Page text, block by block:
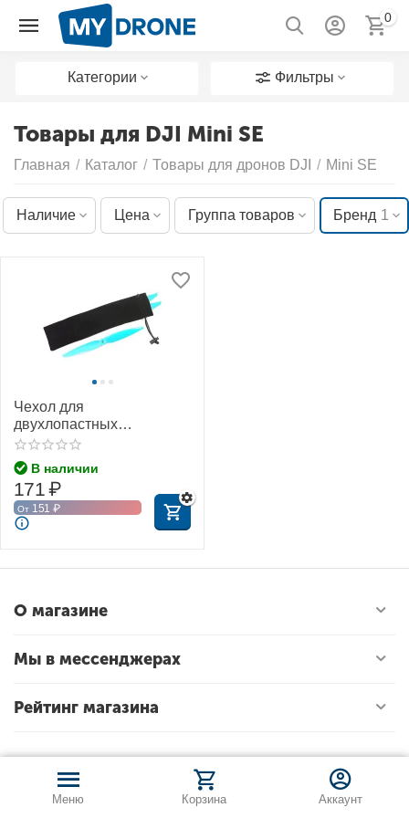
0
Категории Фильтры
Товары для DJI Mini SE
Главная / Каталог / Товары для дронов DJI / Mini SE
Наличие Цена Группа товаров Бренд 1
Чехол для
двухлопастных
пропеллеров (T-MOTOR)
В наличии
171₽
От 151 ₽
О магазине
Мы в мессенджерах
Рейтинг магазина
Меню Корзина Аккаунт